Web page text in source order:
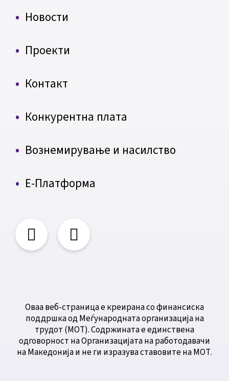
Новости
Проекти
Контакт
Конкурентна плата
Вознемирување и насилство
Е-Платформа
Оваа веб-страница е креирана со финансиска
поддршка од Меѓународната организација на
трудот (МОТ). Содржината е единствена
одговорност на Организацијата на работодавачи
на Македонија и не ги изразува ставовите на МОТ.